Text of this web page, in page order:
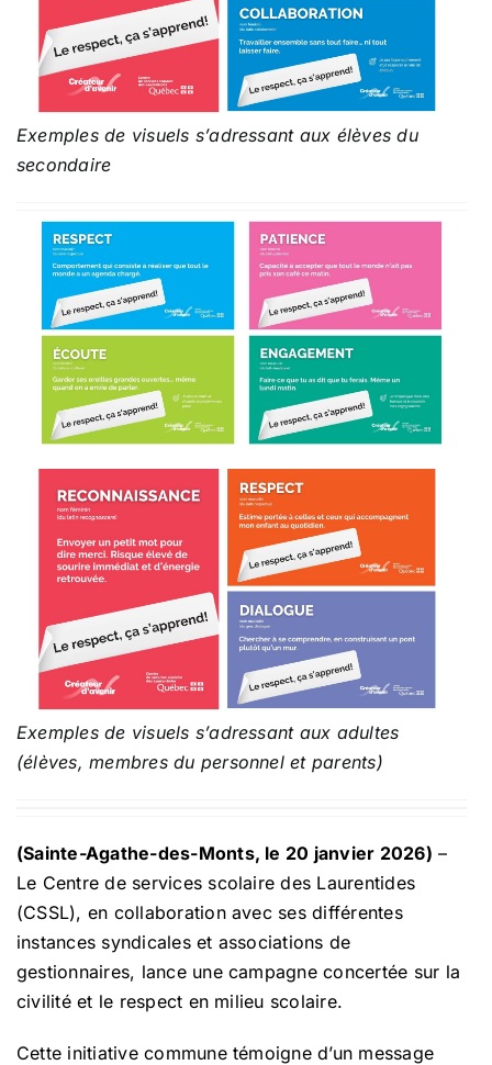
Exemples de visuels s’adressant aux élèves du
secondaire
Exemples de visuels s’adressant aux adultes
(élèves, membres du personnel et parents)
(Sainte-Agathe-des-Monts, le 20 janvier 2026) –
Le Centre de services scolaire des Laurentides
(CSSL), en collaboration avec ses différentes
instances syndicales et associations de
gestionnaires, lance une campagne concertée sur la
civilité et le respect en milieu scolaire.
Cette initiative commune témoigne d’un message